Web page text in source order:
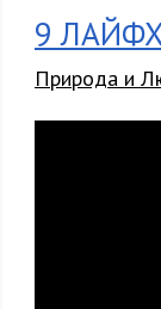
9
Природа и